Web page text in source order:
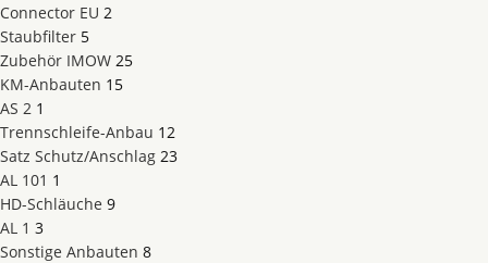
Connector EU 2
Staubfilter 5
Zubehör IMOW 25
KM-Anbauten 15
AS 2 1
Trennschleife-Anbau 12
Satz Schutz/Anschlag 23
AL 101 1
HD-Schläuche 9
AL 1 3
Sonstige Anbauten 8